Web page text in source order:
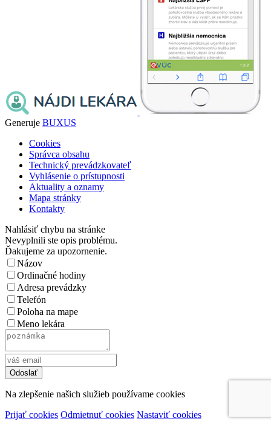
Generuje BUXUS
Cookies
Správca obsahu
Technický prevádzkovateľ
Vyhlásenie o prístupnosti
Aktuality a oznamy
Mapa stránky
Kontakty
Nahlásiť chybu na stránke
Nevyplnili ste opis problému.
Ďakujeme za upozornenie.
Názov
Ordinačné hodiny
Adresa prevádzky
Telefón
Poloha na mape
Meno lekára
Na zlepšenie našich služieb používame cookies
Prijať cookies Odmietnuť cookies Nastaviť cookies